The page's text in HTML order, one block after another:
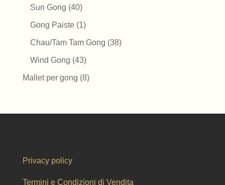
Sun Gong 4040
prodotti
Gong Paiste 11
prodotto
Chau/Tam Tam Gong 3838
Wind Gong 4343
prodotti
Mallet per gong 88
Privacy policy
Termini e Condizioni di Vendita